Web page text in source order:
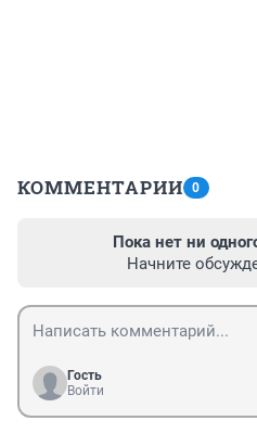
КОММЕНТАРИИ 0
Пока нет ни
Начните
Гость
Войти